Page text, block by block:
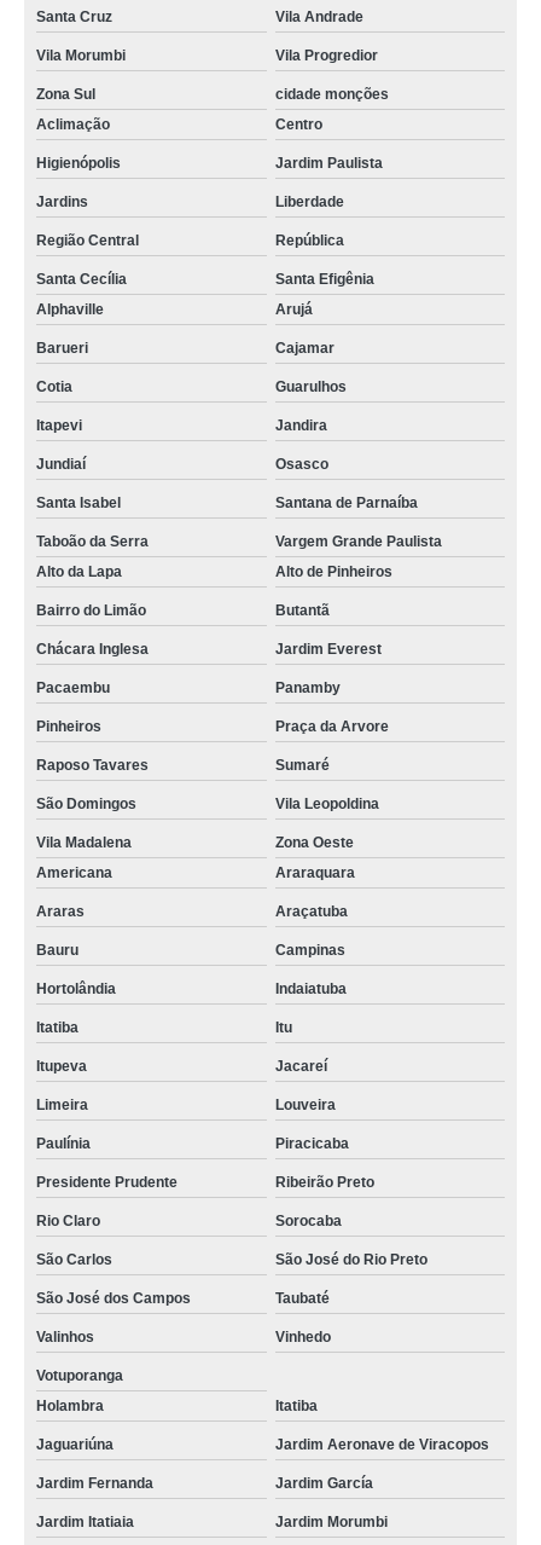
Santa Cruz Vila Andrade
Vila Morumbi Vila Progredior
Zona Sul
cidade monções
Aclimação
Centro
Higienópolis Jardim Paulista
Jardins Liberdade
Região Central República
Santa Cecília
Santa Efigênia
Alphaville
Arujá
Barueri Cajamar
Cotia Guarulhos
Itapevi Jandira
Jundiaí Osasco
Santa Isabel Santana de Parnaíba
Taboão da Serra
Vargem Grande Paulista
Alto da Lapa
Alto de Pinheiros
Bairro do Limão Butantã
Chácara Inglesa Jardim Everest
Pacaembu Panamby
Pinheiros Praça da Arvore
Raposo Tavares Sumaré
São Domingos Vila Leopoldina
Vila Madalena
Zona Oeste
Americana
Araraquara
Araras Araçatuba
Bauru Campinas
Hortolândia Indaiatuba
Itatiba Itu
Itupeva Jacareí
Limeira Louveira
Paulínia Piracicaba
Presidente Prudente Ribeirão Preto
Rio Claro Sorocaba
São Carlos São José do Rio Preto
São José dos Campos Taubaté
Valinhos Vinhedo
Votuporanga
Holambra
Itatiba
Jaguariúna Jardim Aeronave de Viracopos
Jardim Fernanda Jardim García
Jardim Itatiaia Jardim Morumbi